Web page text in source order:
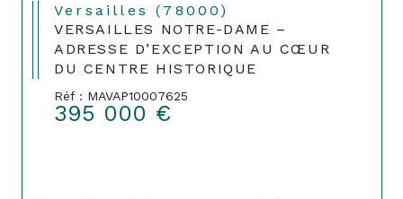
Versailles (78000)
VERSAILLES NOTRE-DAME –
ADRESSE D’EXCEPTION AU CŒUR
DU CENTRE HISTORIQUE
Réf : MAVAP10007625
395 000 €